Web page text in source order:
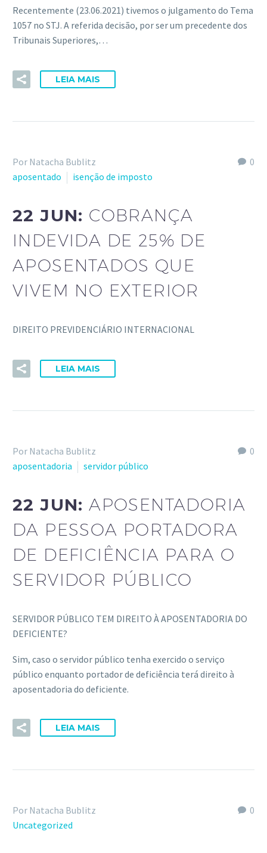
Recentemente (23.06.2021) tivemos o julgamento do Tema
1057 no STJ. A referida decisão, por ser um precedente dos
Tribunais Superiores,…
LEIA MAIS
0
Por Natacha Bublitz
aposentado
isenção de imposto
22 JUN: COBRANÇA
INDEVIDA DE 25% DE
APOSENTADOS QUE
VIVEM NO EXTERIOR
DIREITO PREVIDENCIÁRIO INTERNACIONAL
LEIA MAIS
0
Por Natacha Bublitz
aposentadoria
servidor público
22 JUN:APOSENTADORIA
DA PESSOA PORTADORA
DE DEFICIÊNCIA PARA O
SERVIDOR PÚBLICO
SERVIDOR PÚBLICO TEM DIREITO À APOSENTADORIA DO
DEFICIENTE?
Sim, caso o servidor público tenha exercido o serviço
público enquanto portador de deficiência terá direito à
aposentadoria do deficiente.
LEIA MAIS
0
Por Natacha Bublitz
Uncategorized